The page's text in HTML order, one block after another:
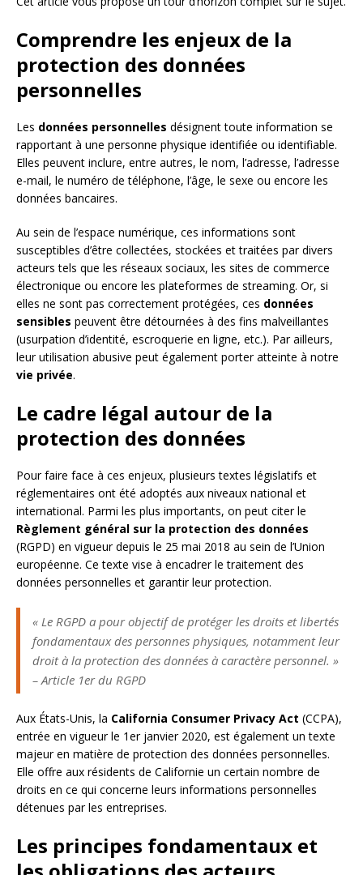
Comprendre les enjeux de la
protection des données
personnelles
Les données personnelles désignent toute information se
rapportant à une personne physique identifiée ou identifiable.
Elles peuvent inclure, entre autres, le nom, l’adresse, l’adresse
e-mail, le numéro de téléphone, l’âge, le sexe ou encore les
données bancaires.
Au sein de l’espace numérique, ces informations sont
susceptibles d’être collectées, stockées et traitées par divers
acteurs tels que les réseaux sociaux, les sites de commerce
électronique ou encore les plateformes de streaming. Or, si
elles ne sont pas correctement protégées, ces données
sensibles peuvent être détournées à des fins malveillantes
(usurpation d’identité, escroquerie en ligne, etc.). Par ailleurs,
leur utilisation abusive peut également porter atteinte à notre
vie privée.
Le cadre légal autour de la
protection des données
Pour faire face à ces enjeux, plusieurs textes législatifs et
réglementaires ont été adoptés aux niveaux national et
international. Parmi les plus importants, on peut citer le
Règlement général sur la protection des données
(RGPD) en vigueur depuis le 25 mai 2018 au sein de l’Union
européenne. Ce texte vise à encadrer le traitement des
données personnelles et garantir leur protection.
« Le RGPD a pour objectif de protéger les droits et libertés
fondamentaux des personnes physiques, notamment leur
droit à la protection des données à caractère personnel. »
– Article 1er du RGPD
Aux États-Unis, la California Consumer Privacy Act (CCPA),
entrée en vigueur le 1er janvier 2020, est également un texte
majeur en matière de protection des données personnelles.
Elle offre aux résidents de Californie un certain nombre de
droits en ce qui concerne leurs informations personnelles
détenues par les entreprises.
Les principes fondamentaux et